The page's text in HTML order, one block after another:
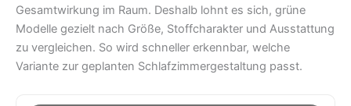
Gesamtwirkung im Raum. Deshalb lohnt es sich, grüne
Modelle gezielt nach Größe, Stoffcharakter und Ausstattung
zu vergleichen. So wird schneller erkennbar, welche
Variante zur geplanten Schlafzimmergestaltung passt.